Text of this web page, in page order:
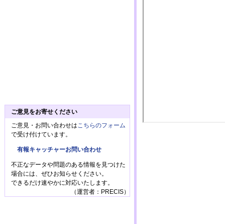
ご意見をお寄せください
ご意見・お問い合わせは こちらのフォーム
で受け付けています。
有報キャッチャーお問い合わせ
不正なデータや問題のある情報を見つけた
場合には、ぜひお知らせください。
できるだけ速やかに対応いたします。
（運営者：PRECIS）